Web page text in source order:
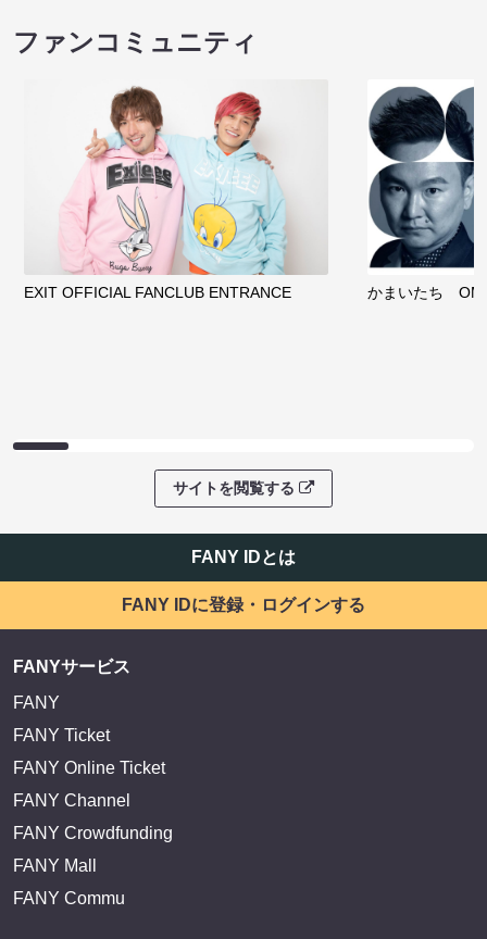
ファンコミュニティ
EXIT OFFICIAL FANCLUB ENTRANCE かまいたち
サイトを閲覧する
FANY IDとは
FANY IDに登録・ログインする
FANYサービス
FANY
FANY Ticket
FANY Online Ticket
FANY Channel
FANY Crowdfunding
FANY Mall
FANY Commu